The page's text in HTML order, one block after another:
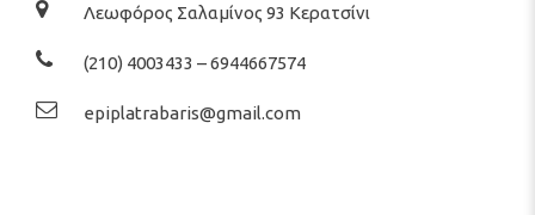
Λεωφόρος Σαλαμίνος 93 Κερατσίνι
(210) 4003433 – 6944667574
epiplatrabaris@gmail.com